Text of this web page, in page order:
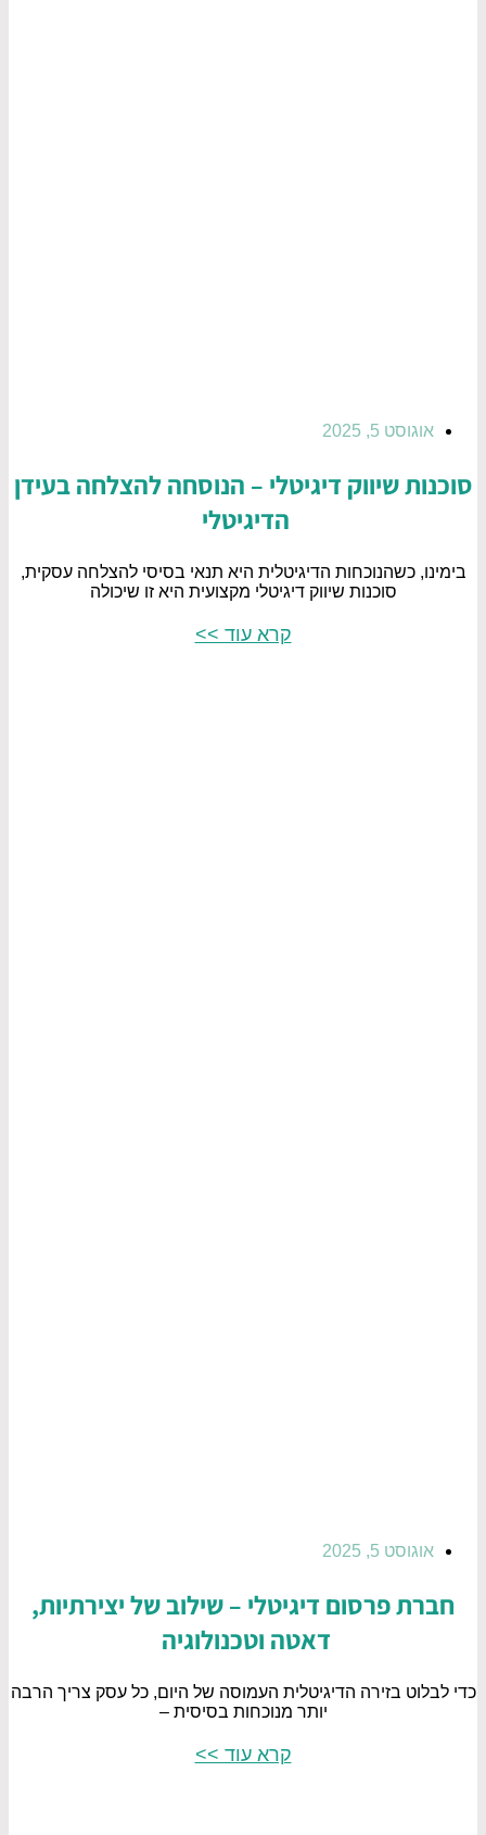
אוגוסט 5, 2025
סוכנות שיווק דיגיטלי – הנוסחה להצלחה בעידן
הדיגיטלי
בימינו, כשהנוכחות הדיגיטלית היא תנאי בסיסי להצלחה עסקית,
סוכנות שיווק דיגיטלי מקצועית היא זו שיכולה
קרא עוד >>
אוגוסט 5, 2025
חברת פרסום דיגיטלי – שילוב של יצירתיות,
דאטה וטכנולוגיה
כדי לבלוט בזירה הדיגיטלית העמוסה של היום, כל עסק צריך הרבה
יותר מנוכחות בסיסית –
קרא עוד >>